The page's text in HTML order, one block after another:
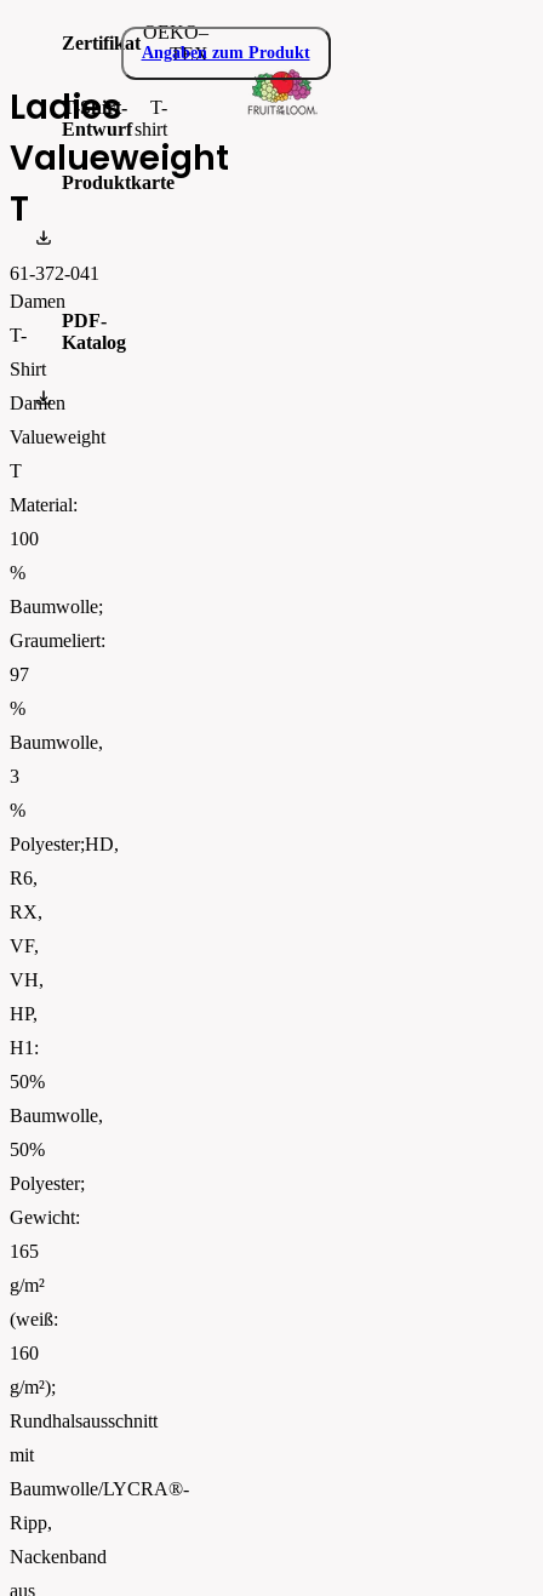
Ladies
Valueweight
T
61-372-041
Damen
T-
Shirt
Damen
Valueweight
T
Material:
100
%
Baumwolle;
Graumeliert:
97
%
Baumwolle,
3
%
Polyester;HD,
R6,
RX,
VF,
VH,
HP,
H1:
50%
Baumwolle,
50%
Polyester;
Gewicht:
165
g/m²
(weiß:
160
g/m²);
Rundhalsausschnitt
mit
Baumwolle/LYCRA®-
Ripp,
Nackenband
aus
Zertifikat
OEKO–
TEX
T-Shirt-
Entwurf
T-
shirt
Produktkarte
PDF-
Katalog
FOTL-Digital_Catalogue2026-EN-AW
Angaben zum Produkt